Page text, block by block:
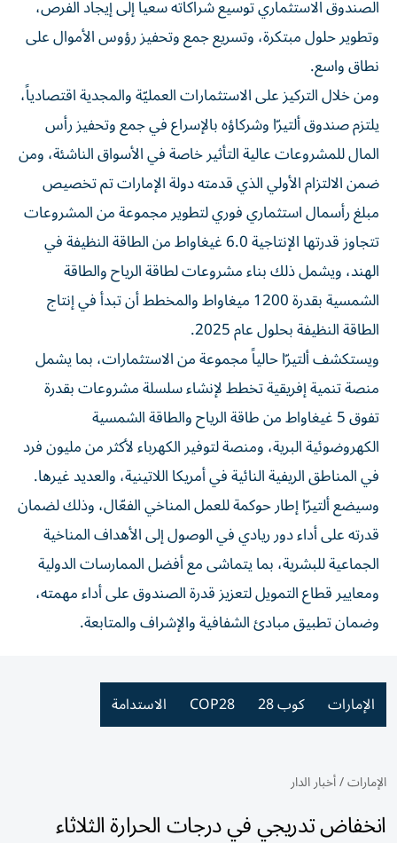
الصندوق الاستثماري توسيع شراكاته سعياً إلى إيجاد الفرص،
وتطوير حلول مبتكرة، وتسريع جمع وتحفيز رؤوس الأموال على
نطاق واسع.
ومن خلال التركيز على الاستثمارات العمليّة والمجدية اقتصادياً،
يلتزم صندوق ألتيرّا وشركاؤه بالإسراع في جمع وتحفيز رأس
المال للمشروعات عالية التأثير خاصة في الأسواق الناشئة، ومن
ضمن الالتزام الأولي الذي قدمته دولة الإمارات تم تخصيص
مبلغ رأسمال استثماري فوري لتطوير مجموعة من المشروعات
تتجاوز قدرتها الإنتاجية 6.0 غيغاواط من الطاقة النظيفة في
الهند، ويشمل ذلك بناء مشروعات لطاقة الرياح والطاقة
الشمسية بقدرة 1200 ميغاواط والمخطط أن تبدأ في إنتاج
الطاقة النظيفة بحلول عام 2025.
ويستكشف ألتيرّا حالياً مجموعة من الاستثمارات، بما يشمل
منصة تنمية إفريقية تخطط لإنشاء سلسلة مشروعات بقدرة
تفوق 5 غيغاواط من طاقة الرياح والطاقة الشمسية
الكهروضوئية البرية، ومنصة لتوفير الكهرباء لأكثر من مليون فرد
في المناطق الريفية النائية في أمريكا اللاتينية، والعديد غيرها.
وسيضع ألتيرّا إطار حوكمة للعمل المناخي الفعّال، وذلك لضمان
قدرته على أداء دور ريادي في الوصول إلى الأهداف المناخية
الجماعية للبشرية، بما يتماشى مع أفضل الممارسات الدولية
ومعايير قطاع التمويل لتعزيز قدرة الصندوق على أداء مهمته،
وضمان تطبيق مبادئ الشفافية والإشراف والمتابعة.
الإمارات كوب 28 COP28 الاستدامة
الإمارات/أخبار الدار
انخفاض تدريجي في درجات الحرارة الثلاثاء